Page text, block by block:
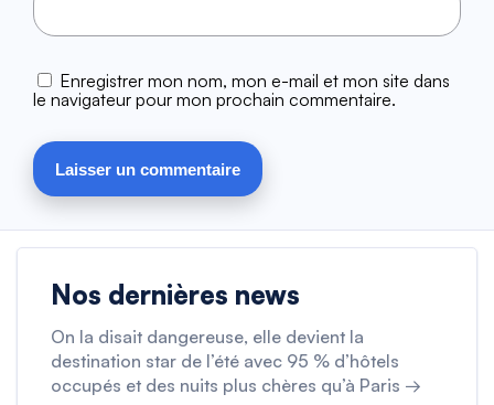
Enregistrer mon nom, mon e-mail et mon site dans
le navigateur pour mon prochain commentaire.
Nos dernières news
On la disait dangereuse, elle devient la
destination star de l’été avec 95 % d’hôtels
occupés et des nuits plus chères qu’à Paris →